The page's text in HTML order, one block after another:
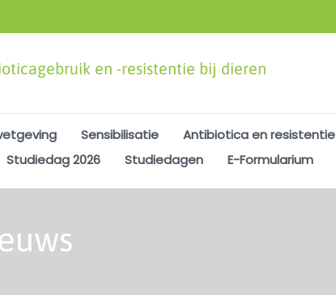
en -resistentie bij dieren
Sensibilisatie
Antibiotica en resistentie
Studiedag 2026 Studiedagen E-Formularium